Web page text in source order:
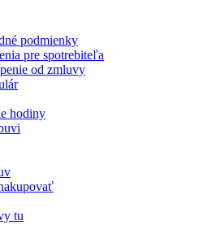
podmienky
pre spotrebiteľa
od zmluvy
hodiny
tu